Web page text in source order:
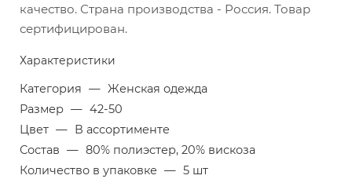
качество. Страна производства - Россия. Товар
сертифицирован.
Характеристики
Категория — Женская одежда
Размер — 42-50
Цвет — В ассортименте
Состав — 80% полиэстер, 20% вискоза
Количество в упаковке — 5 шт